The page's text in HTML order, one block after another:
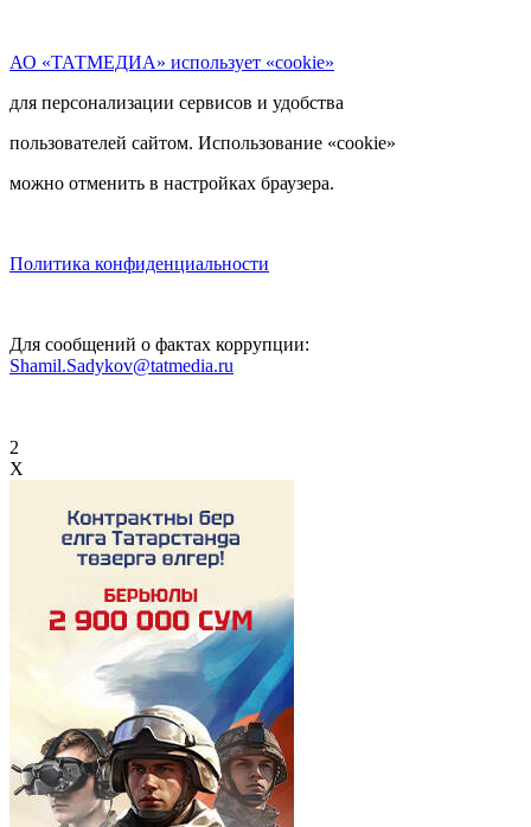
АО «ТАТМЕДИА» использует «cookie»
для персонализации сервисов и удобства
пользователей сайтом. Использование «cookie»
можно отменить в настройках браузера.
Политика конфиденциальности
Для сообщений о фактах коррупции:
Shamil.Sadykov@tatmedia.ru
2
X